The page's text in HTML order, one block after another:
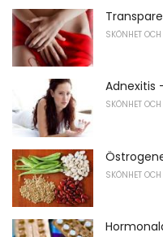
SKÖNHET
Adnexitis
SKÖNHET
SKÖNHET